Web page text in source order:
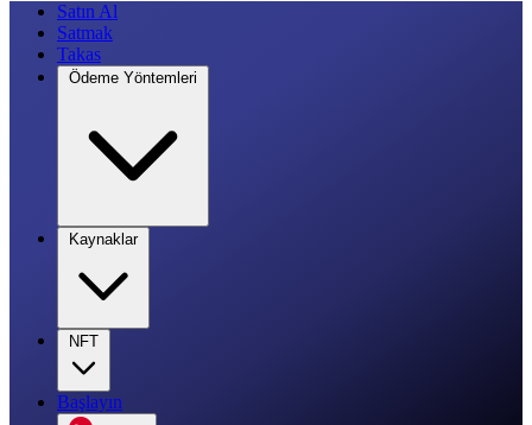
Satın Al
Satmak
Takas
Ödeme Yöntemleri
Kaynaklar
NFT
Başlayın